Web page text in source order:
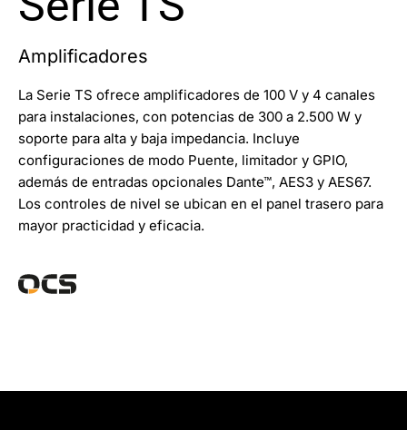
Amplificadores
La Serie TS ofrece amplificadores de 100 V y 4 canales
para instalaciones, con potencias de 300 a 2.500 W y
soporte para alta y baja impedancia. Incluye
configuraciones de modo Puente, limitador y GPIO,
además de entradas opcionales Dante™, AES3 y AES67.
Los controles de nivel se ubican en el panel trasero para
mayor practicidad y eficacia.